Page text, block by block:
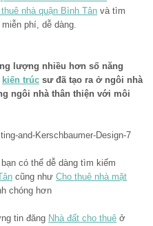
nhà quận Bình Tân và tìm
miễn phí, dễ dàng.
lượng nhiều hơn số năng
kiến trúc sư đã tạo ra ở ngôi nhà
ngôi nhà thân thiện với môi
có thể dễ dàng tìm kiếm
cũng như Cho thuê nhà mặt
chóng hơn
tin đăng Nhà đất cho thuê ở